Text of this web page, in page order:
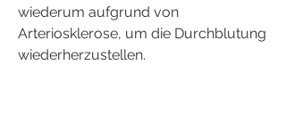
wiederum aufgrund von
Arteriosklerose, um die Durchblutung
wiederherzustellen.